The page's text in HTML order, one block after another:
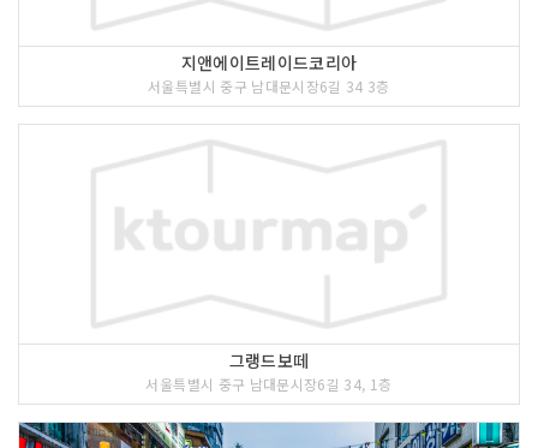
지앤에이트레이드코리아
서울특별시 중구 남대문시장6길 34 3층
그랭드보떼
서울특별시 중구 남대문시장6길 34, 1층